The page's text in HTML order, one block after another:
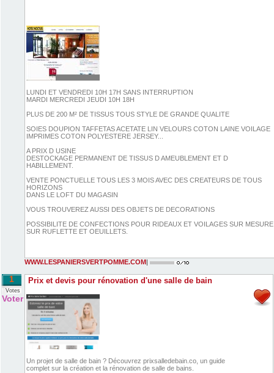
LUNDI ET VENDREDI 10H 17H SANS INTERRUPTION
MARDI MERCREDI JEUDI 10H 18H
PLUS DE 200 M² DE TISSUS TOUS STYLE DE GRANDE QUALITE
SOIES DOUPION TAFFETAS ACETATE LIN VELOURS COTON LAINE VOILAGE
IMPRIMES COTON POLYESTERE JERSEY...
A PRIX D USINE
DESTOCKAGE PERMANENT DE TISSUS D AMEUBLEMENT ET D
HABILLEMENT.
VENTE PONCTUELLE TOUS LES 3 MOIS AVEC DES CREATEURS DE TOUS
HORIZONS
DANS LE LOFT DU MAGASIN
VOUS TROUVEREZ AUSSI DES OBJETS DE DECORATIONS
POSSIBILITE DE CONFECTIONS POUR RIDEAUX ET VOILAGES SUR MESURE
SUR RUFLETTE ET OEUILLETS.
WWW.LESPANIERSVERTPOMME.COM
1
Votes
Voter
Prix et devis pour rénovation d'une salle de bain
Un projet de salle de bain ? Découvrez prixsalledebain.co, un guide
complet sur la création et la rénovation de salle de bains.